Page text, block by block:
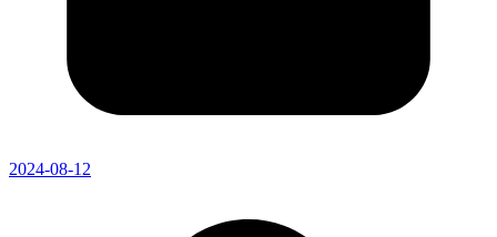
2024-08-12